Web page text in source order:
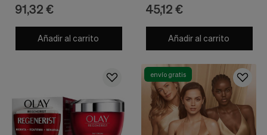
web.
cookies
información,
para
analizar
Oval Lift 50Ml
91,32 €
Añadir al carrito
45,12 €
Añadir al carrito
envío gratis